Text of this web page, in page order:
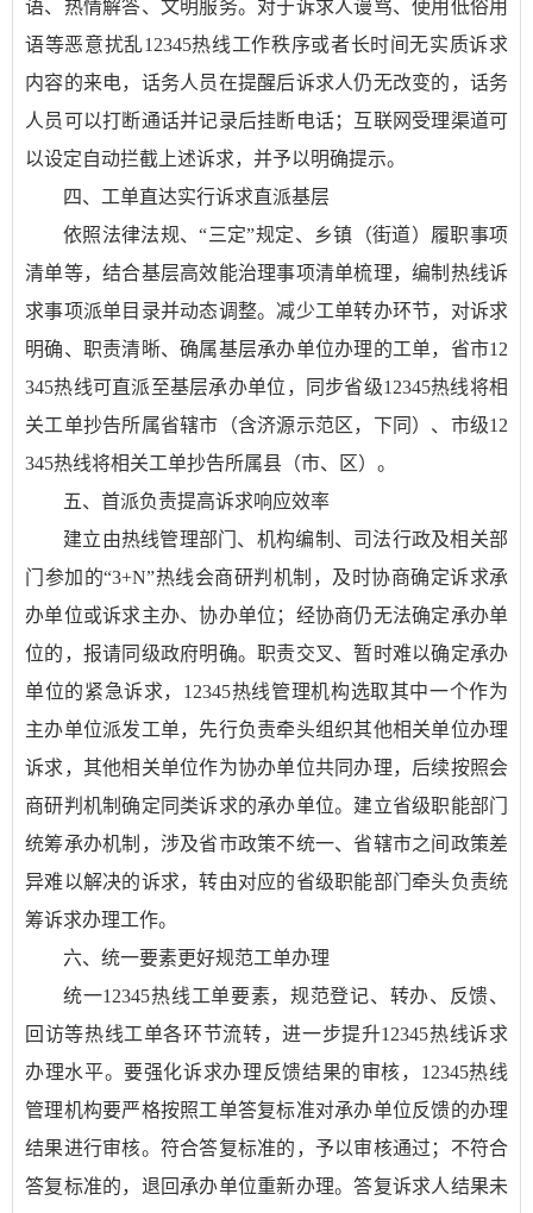
语、热情解答、文明服务。对于诉求人谩骂、使用低俗用
语等恶意扰乱12345热线工作秩序或者长时间无实质诉求
内容的来电，话务人员在提醒后诉求人仍无改变的，话务
人员可以打断通话并记录后挂断电话；互联网受理渠道可
以设定自动拦截上述诉求，并予以明确提示。
四、工单直达实行诉求直派基层
依照法律法规、“三定”规定、乡镇（街道）履职事项
清单等，结合基层高效能治理事项清单梳理，编制热线诉
求事项派单目录并动态调整。减少工单转办环节，对诉求
明确、职责清晰、确属基层承办单位办理的工单，省市12
345热线可直派至基层承办单位，同步省级12345热线将相
关工单抄告所属省辖市（含济源示范区，下同）、市级12
345热线将相关工单抄告所属县（市、区）。
五、首派负责提高诉求响应效率
建立由热线管理部门、机构编制、司法行政及相关部
门参加的“3+N”热线会商研判机制，及时协商确定诉求承
办单位或诉求主办、协办单位；经协商仍无法确定承办单
位的，报请同级政府明确。职责交叉、暂时难以确定承办
单位的紧急诉求，12345热线管理机构选取其中一个作为
主办单位派发工单，先行负责牵头组织其他相关单位办理
诉求，其他相关单位作为协办单位共同办理，后续按照会
商研判机制确定同类诉求的承办单位。建立省级职能部门
统筹承办机制，涉及省市政策不统一、省辖市之间政策差
异难以解决的诉求，转由对应的省级职能部门牵头负责统
筹诉求办理工作。
六、统一要素更好规范工单办理
统一12345热线工单要素，规范登记、转办、反馈、
回访等热线工单各环节流转，进一步提升12345热线诉求
办理水平。要强化诉求办理反馈结果的审核，12345热线
管理机构要严格按照工单答复标准对承办单位反馈的办理
结果进行审核。符合答复标准的，予以审核通过；不符合
答复标准的，退回承办单位重新办理。答复诉求人结果未